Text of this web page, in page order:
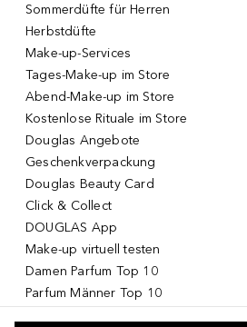
Sommerdüfte für Herren
Herbstdüfte
Make-up-Services
Tages-Make-up im Store
Abend-Make-up im Store
Kostenlose Rituale im Store
Douglas Angebote
Geschenkverpackung
Douglas Beauty Card
Click & Collect
DOUGLAS App
Make-up virtuell testen
Damen Parfum Top 10
Parfum Männer Top 10